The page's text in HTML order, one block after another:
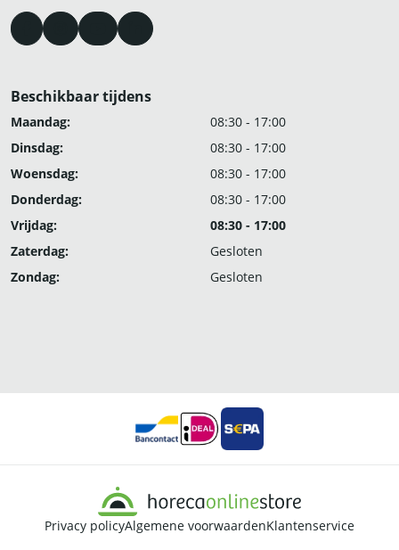
Beschikbaar tijdens
Maandag:
08:30 - 17:00
Dinsdag:
08:30 - 17:00
Woensdag:
08:30 - 17:00
Donderdag:
08:30 - 17:00
Vrijdag:
08:30 - 17:00
Zaterdag:
Gesloten
Zondag:
Gesloten
Privacy policyAlgemene voorwaardenKlantenservice